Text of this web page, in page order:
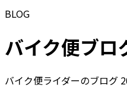
BLOG
バイク便ブロ
バイク便ライダーのブログ